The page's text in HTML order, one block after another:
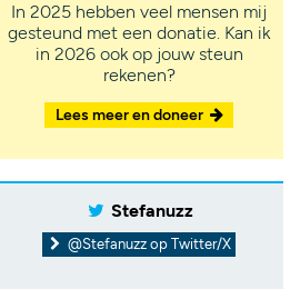
In 2025 hebben veel mensen mij
gesteund met een donatie. Kan ik
in 2026 ook op jouw steun
rekenen?
Lees meer en doneer
Stefanuzz
@Stefanuzz op Twitter/X